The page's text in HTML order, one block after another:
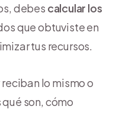
debes calcular los
que obtuviste en
tus recursos.
lo mismo o
son, cómo